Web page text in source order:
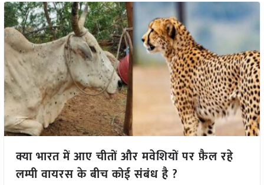
क्या भारत में आए चीतों और मवेशियों पर फ़ैल रहे
लम्पी वायरस के बीच कोई संबंध है ?